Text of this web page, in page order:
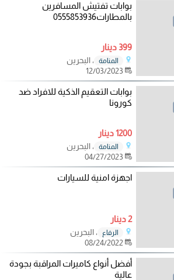
بوابات تفتيش المسافرين
بالمطارات0555853936
399 دينار
المنامة
، البحرين
12/03/2023
بوابات التعقيم الذكية للافراد ضد
كورونا
1200 دينار
المنامة
، البحرين
04/27/2023
اجهزة امنية للسيارات
2 دينار
الرفاع
، البحرين
أفضل أنواع كاميرات المراقبة بجودة
عالية